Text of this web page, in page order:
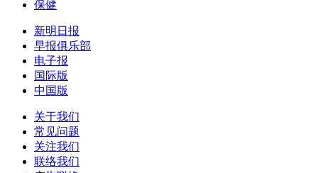
保健
新明日报
早报俱乐部
电子报
国际版
中国版
关于我们
常见问题
关注我们
联络我们